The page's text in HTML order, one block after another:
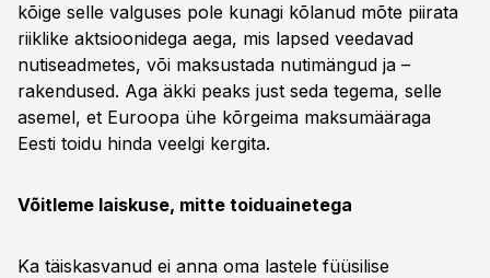
kõige selle valguses pole kunagi kõlanud mõte piirata
riiklike aktsioonidega aega, mis lapsed veedavad
nutiseadmetes, või maksustada nutimängud ja –
rakendused. Aga äkki peaks just seda tegema, selle
asemel, et Euroopa ühe kõrgeima maksumääraga
Eesti toidu hinda veelgi kergita.
Võitleme laiskuse, mitte toiduainetega
Ka täiskasvanud ei anna oma lastele füüsilise